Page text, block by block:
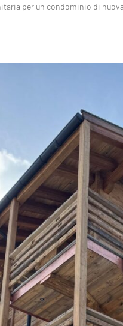
per un condominio di